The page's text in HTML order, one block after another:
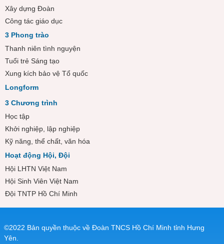
Xây dựng Đoàn
Công tác giáo dục
3 Phong trào
Thanh niên tình nguyện
Tuổi trẻ Sáng tạo
Xung kích bảo vệ Tổ quốc
Longform
3 Chương trình
Học tập
Khởi nghiệp, lập nghiệp
Kỹ năng, thể chất, văn hóa
Hoạt động Hội, Đội
Hội LHTN Việt Nam
Hội Sinh Viên Việt Nam
Đội TNTP Hồ Chí Minh
©2022 Bản quyền thuộc về Đoàn TNCS Hồ Chí Minh tỉnh Hưng
Yên.